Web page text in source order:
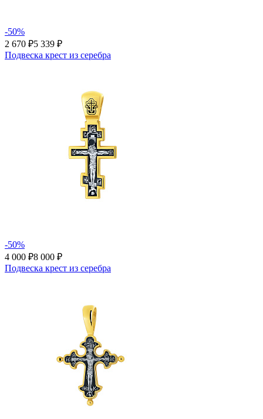
-50%
2 670 ₽5 339 ₽
Подвеска крест из серебра
-50%
4 000 ₽8 000 ₽
Подвеска крест из серебра